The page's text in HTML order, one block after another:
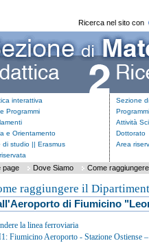
Ricerca nel sito con
interattiva
Programmi
e Orientamento
di studio || Erasmus
Sezione
Attività
Dottorato
Area
page Dove Siamo Come
raggiungere il
di Fiumicino
la linea ferroviaria
Fiumicino Aeroporto - Stazione Ostiense